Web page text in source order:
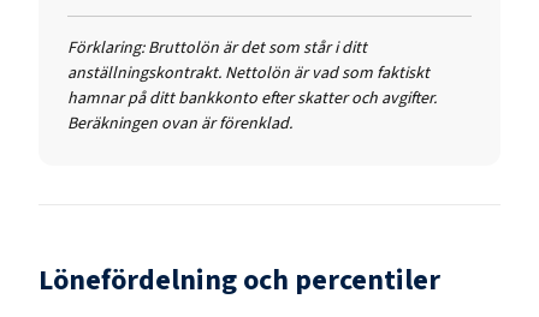
Förklaring: Bruttolön är det som står i ditt
anställningskontrakt. Nettolön är vad som faktiskt
hamnar på ditt bankkonto efter skatter och avgifter.
Beräkningen ovan är förenklad.
Lönefördelning och percentiler